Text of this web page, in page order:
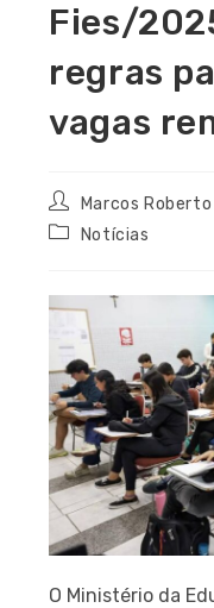
Fies/
regras
vagas
Marcos Roberto
Notícias
O Ministério da